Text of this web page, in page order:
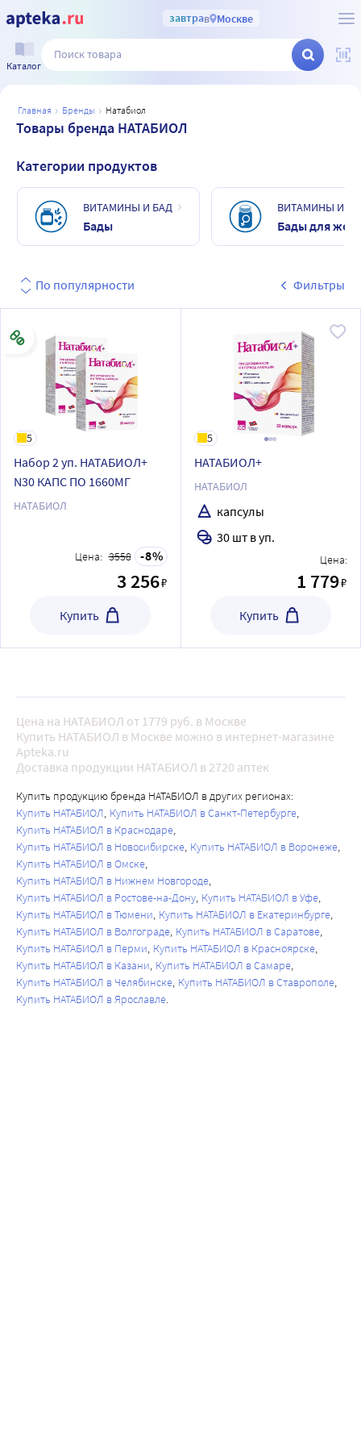
завтрав Москве
Каталог
главная бренды натабиол
Товары бренда НАТАБИОЛ
Категории продуктов
ВИТАМИНЫ И БАД
Бады
ВИТАМИНЫ И
Бады для
По популярности Фильтры
5
Набор 2 уп. НАТАБИОЛ+
N30 КАПС ПО 1660МГ
НАТАБИОЛ
Цена: 3558 8
3 256₽
Купить
5
НАТАБИОЛ+
НАТАБИОЛ
капсулы
30 шт в уп.
Цена:
1 779₽
Купить
Цена на НАТАБИОЛ от 1779 руб. в Москве
Купить НАТАБИОЛ в Москве можно в интернет-магазине
Apteka.ru
Доставка продукции НАТАБИОЛ в 2720 аптек
Купить продукцию бренда НАТАБИОЛ в других регионах:
Купить НАТАБИОЛ Купить НАТАБИОЛ в Санкт-Петербурге
Купить НАТАБИОЛ в Краснодаре
Купить НАТАБИОЛ в Новосибирске Купить НАТАБИОЛ в Воронеже
Купить НАТАБИОЛ в Омске
Купить НАТАБИОЛ в Нижнем Новгороде
Купить НАТАБИОЛ в Ростове-на-Дону Купить НАТАБИОЛ в Уфе
Купить НАТАБИОЛ в Тюмени Купить НАТАБИОЛ в Екатеринбурге
Купить НАТАБИОЛ в Волгограде Купить НАТАБИОЛ в Саратове
Купить НАТАБИОЛ в Перми Купить НАТАБИОЛ в Красноярске
Купить НАТАБИОЛ в Казани Купить НАТАБИОЛ в Самаре
Купить НАТАБИОЛ в Челябинске Купить НАТАБИОЛ в Ставрополе
Купить НАТАБИОЛ в Ярославле